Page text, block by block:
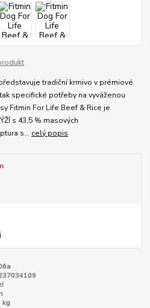
tradiční krmivo v prémiové
specifické potřeby na vyváženou
Fitmin For Life Beef & Rice je
s 43,5 % masových
s... celý popis
kg